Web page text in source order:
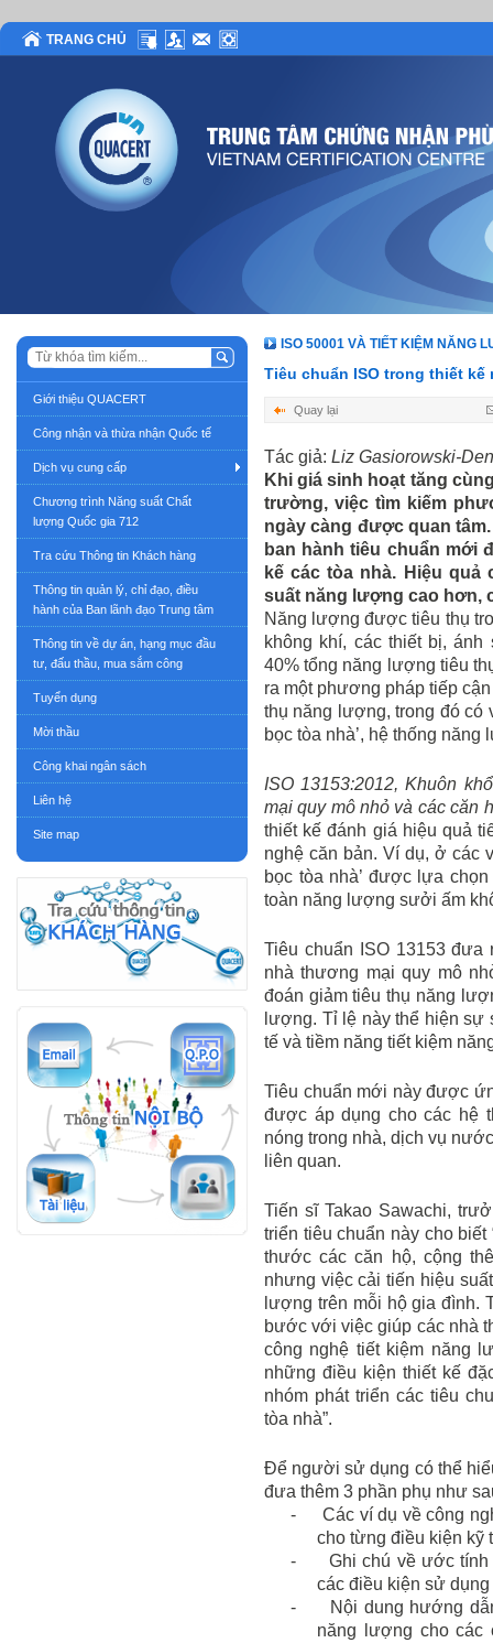
TRANG CHỦ
Giới thiệu QUACERT
Công nhận và thừa nhận Quốc tế
Dịch vụ cung cấp
Chương trình Năng suất Chất
lượng Quốc gia 712
Tra cứu Thông tin Khách hàng
Thông tin quản lý, chỉ đạo, điều
hành của Ban lãnh đạo Trung tâm
Thông tin về dự án, hạng mục đầu
tư, đấu thầu, mua sắm công
Tuyển dụng
Mời thầu
Công khai ngân sách
Liên hệ
Site map
ISO 50001 VÀ TIẾT KIỆM NĂNG
Tiêu chuẩn ISO trong thiết kế
Quay lại
Tác giả: Liz Gasiorowski-
Khi giá sinh hoạt tăng
trường, việc tìm kiếm
ngày càng được quan
ban hành tiêu chuẩn mới
kế các tòa nhà. Hiệu
suất năng lượng cao hơn,
Năng lượng được tiêu thụ
không khí, các thiết bị,
40% tổng năng lượng tiêu
ra một phương pháp tiếp
thụ năng lượng, trong đó có
bọc tòa nhà’, hệ thống
ISO 13153:2012, Khuôn
mại quy mô nhỏ và các căn
thiết kế đánh giá hiệu quả
nghệ căn bản. Ví dụ, ở các
bọc tòa nhà’ được lựa
toàn năng lượng sưởi ấm
Tiêu chuẩn ISO 13153 đưa
nhà thương mại quy mô
đoán giảm tiêu thụ năng
lượng. Tỉ lệ này thể hiện
tế và tiềm năng tiết kiệm
Tiêu chuẩn mới này được
được áp dụng cho các hệ
nóng trong nhà, dịch vụ
liên quan.
Tiến sĩ Takao Sawachi,
triển tiêu chuẩn này cho
thước các căn hộ, cộng
nhưng việc cải tiến hiệu
lượng trên mỗi hộ gia đình.
bước với việc giúp các nhà
công nghệ tiết kiệm năng
những điều kiện thiết kế
nhóm phát triển các tiêu
tòa nhà”.
Để người sử dụng có thể
đưa thêm 3 phần phụ như
-
Các ví dụ về công
cho từng điều kiện kỹ
-
Ghi chú về ước tính
các điều kiện sử
-
Nội dung hướng
năng lượng cho các